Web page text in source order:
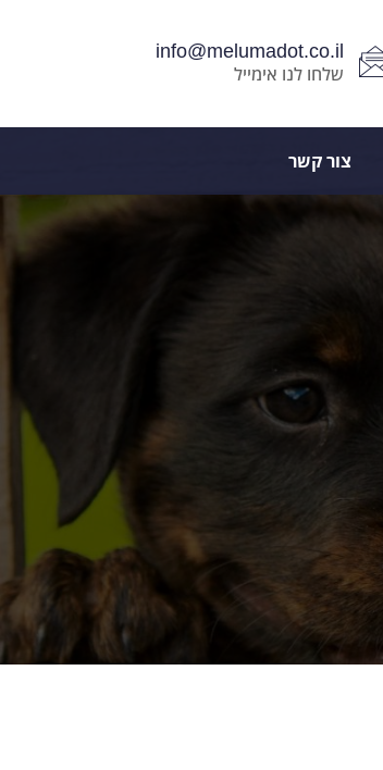
info@melumadot.co.il
שלחו לנו אימייל
צור קשר